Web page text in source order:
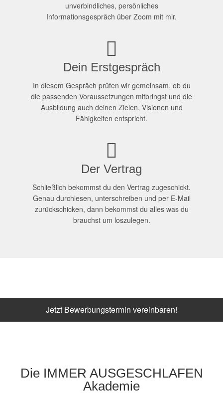
unverbindliches, persönliches
Informationsgespräch über Zoom mit mir.
Dein Erstgespräch
In diesem Gespräch prüfen wir gemeinsam, ob du
die passenden Voraussetzungen mitbringst und die
Ausbildung auch deinen Zielen, Visionen und
Fähigkeiten entspricht.
Der Vertrag
Schließlich bekommst du den Vertrag zugeschickt.
Genau durchlesen, unterschreiben und per E-Mail
zurückschicken, dann bekommst du alles was du
brauchst um loszulegen.
Jetzt Bewerbungstermin vereinbaren!
Die IMMER AUSGESCHLAFEN
Akademie